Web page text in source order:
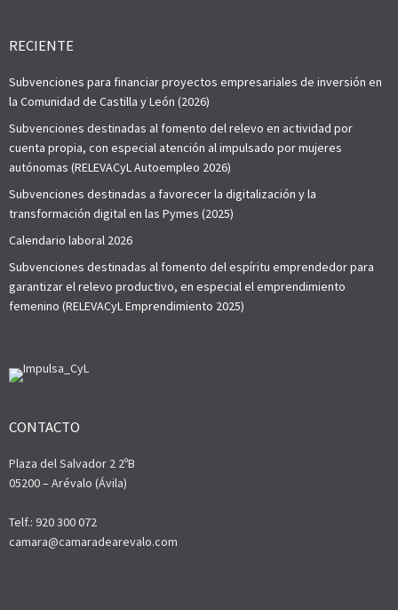
RECIENTE
Subvenciones para financiar proyectos empresariales de inversión en
la Comunidad de Castilla y León (2026)
Subvenciones destinadas al fomento del relevo en actividad por
cuenta propia, con especial atención al impulsado por mujeres
autónomas (RELEVACyL Autoempleo 2026)
Subvenciones destinadas a favorecer la digitalización y la
transformación digital en las Pymes (2025)
Calendario laboral 2026
Subvenciones destinadas al fomento del espíritu emprendedor para
garantizar el relevo productivo, en especial el emprendimiento
femenino (RELEVACyL Emprendimiento 2025)
CONTACTO
Plaza del Salvador 2 2ºB
05200 – Arévalo (Ávila)
Telf.: 920 300 072
camara@camaradearevalo.com